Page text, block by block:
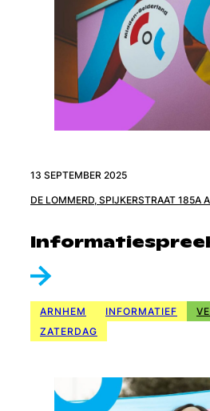
13 SEPTEMBER 2025
DE LOMMERD, SPIJKERSTRAAT 185A
ARNHEM INFORMATIEF
ZATERDAG